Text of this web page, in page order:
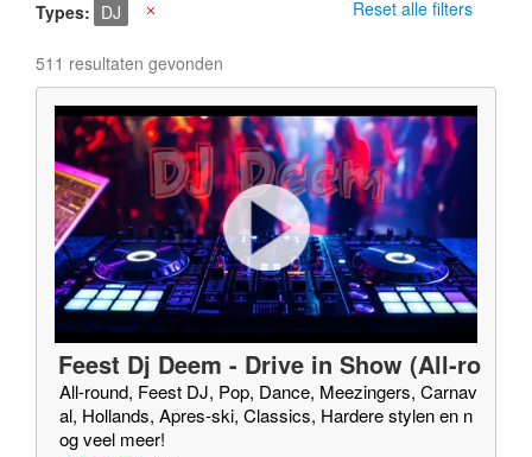
Reset alle filters
Types DJ
511 resultaten gevonden
Feest Dj Deem - Drive in Show (All-ro
und Dj)
All-round, Feest DJ, Pop, Dance, Meezingers, Carnav
al, Hollands, Apres-ski, Classics, Hardere stylen en n
og veel meer!